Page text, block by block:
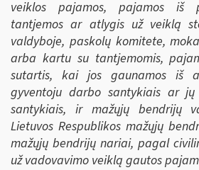
veiklos pajamos, pajamos iš
tantjemos ar atlygis už veiklą
valdyboje, paskolų komitete,
arba kartu su tantjemomis,
sutartis, kai jos gaunamos iš
gyventoju darbo santykiais ar
santykiais, ir mažųjų bendrijų
Lietuvos Respublikos mažųjų
mažųjų bendrijų nariai, pagal
už vadovavimo veiklą gautos